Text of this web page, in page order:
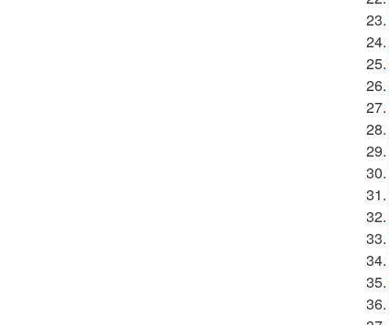
23.
24.
25.
26.
27.
28.
29.
30.
31.
32.
33.
34.
35.
36.